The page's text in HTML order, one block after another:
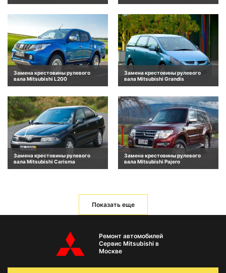
Замена крестовины рулевого
вала Mitsubishi L200
Замена крестовины рулевого
вала Mitsubishi Grandis
Замена крестовины рулевого
вала Mitsubishi Carisma
Замена крестовины рулевого
вала Mitsubishi Pajero
Показать еще
Ремонт автомобилей
Сервис Mitsubishi в
Москве